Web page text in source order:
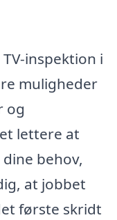
inspektion i
muligheder
og
lettere at
behov,
at jobbet
første skridt